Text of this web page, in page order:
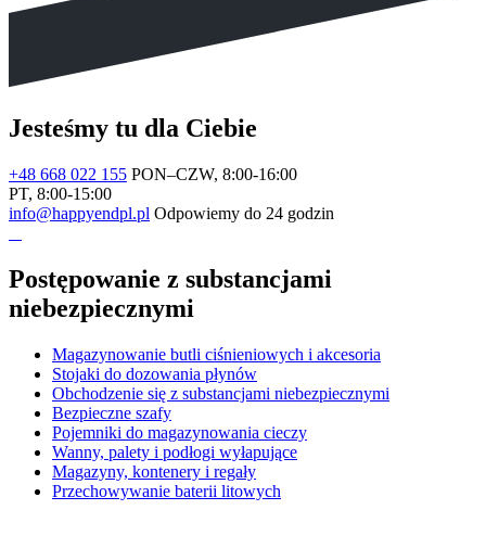
Jesteśmy tu dla Ciebie
+48 668 022 155 PON–CZW, 8:00-16:00
PT, 8:00-15:00
info@happyendpl.pl Odpowiemy do 24 godzin
Postępowanie z substancjami
niebezpiecznymi
Magazynowanie butli ciśnieniowych i akcesoria
Stojaki do dozowania płynów
Obchodzenie się z substancjami niebezpiecznymi
Bezpieczne szafy
Pojemniki do magazynowania cieczy
Wanny, palety i podłogi wyłapujące
Magazyny, kontenery i regały
Przechowywanie baterii litowych